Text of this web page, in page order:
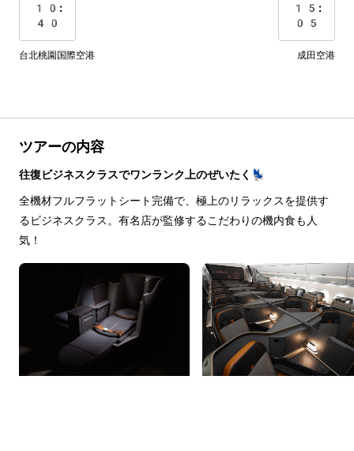
10:
40
15:
05
台北桃園国際空港 成田空港
ツアーの内容
往復ビジネスクラスでワンランク上のぜいたく💺
全機材フルフラットシート完備で、極上のリラックスを提供す
るビジネスクラス。有名店が監修するこだわりの機内食も人
気！